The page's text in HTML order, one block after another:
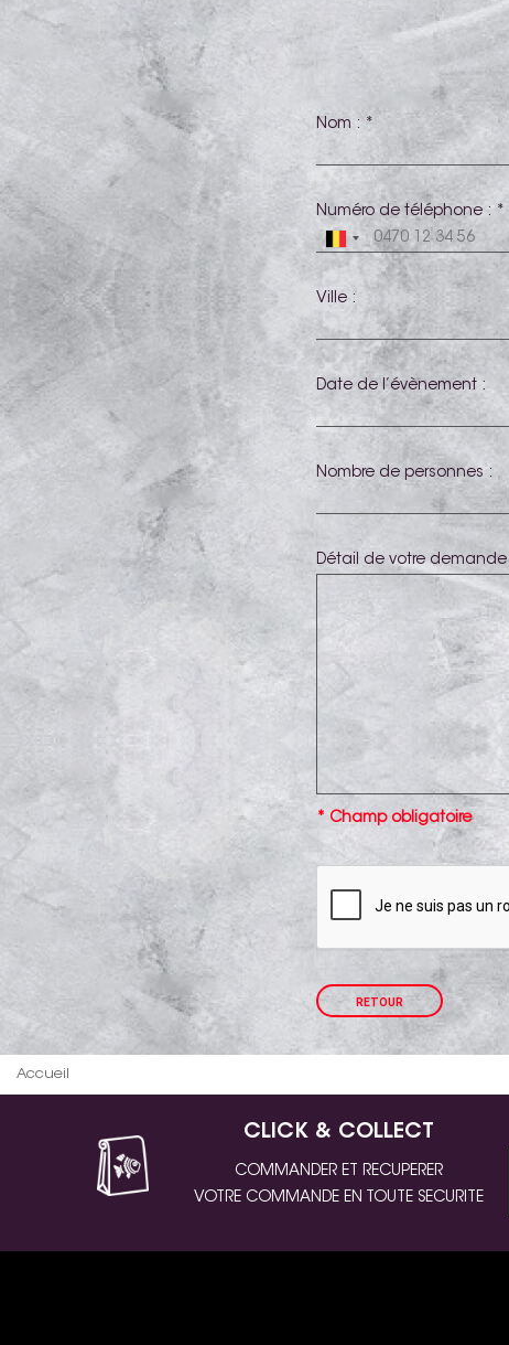
Nom : *
Numéro de téléphone : *
Ville :
Date de l’évènement :
Nombre de personnes :
Détail de votre demande
* Champ obligatoire
Accueil
CLICK & COLLECT
COMMANDER ET RECUPERER
VOTRE COMMANDE EN TOUTE SECURITE